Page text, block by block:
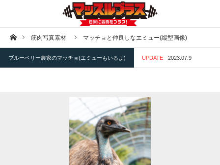
ホーム筋肉写真素材 マッチョと仲良しなエミュー(縦型画像)
ブルーベリー農家のマッチョ(エミューもいるよ) UPDATE 2023.07.9